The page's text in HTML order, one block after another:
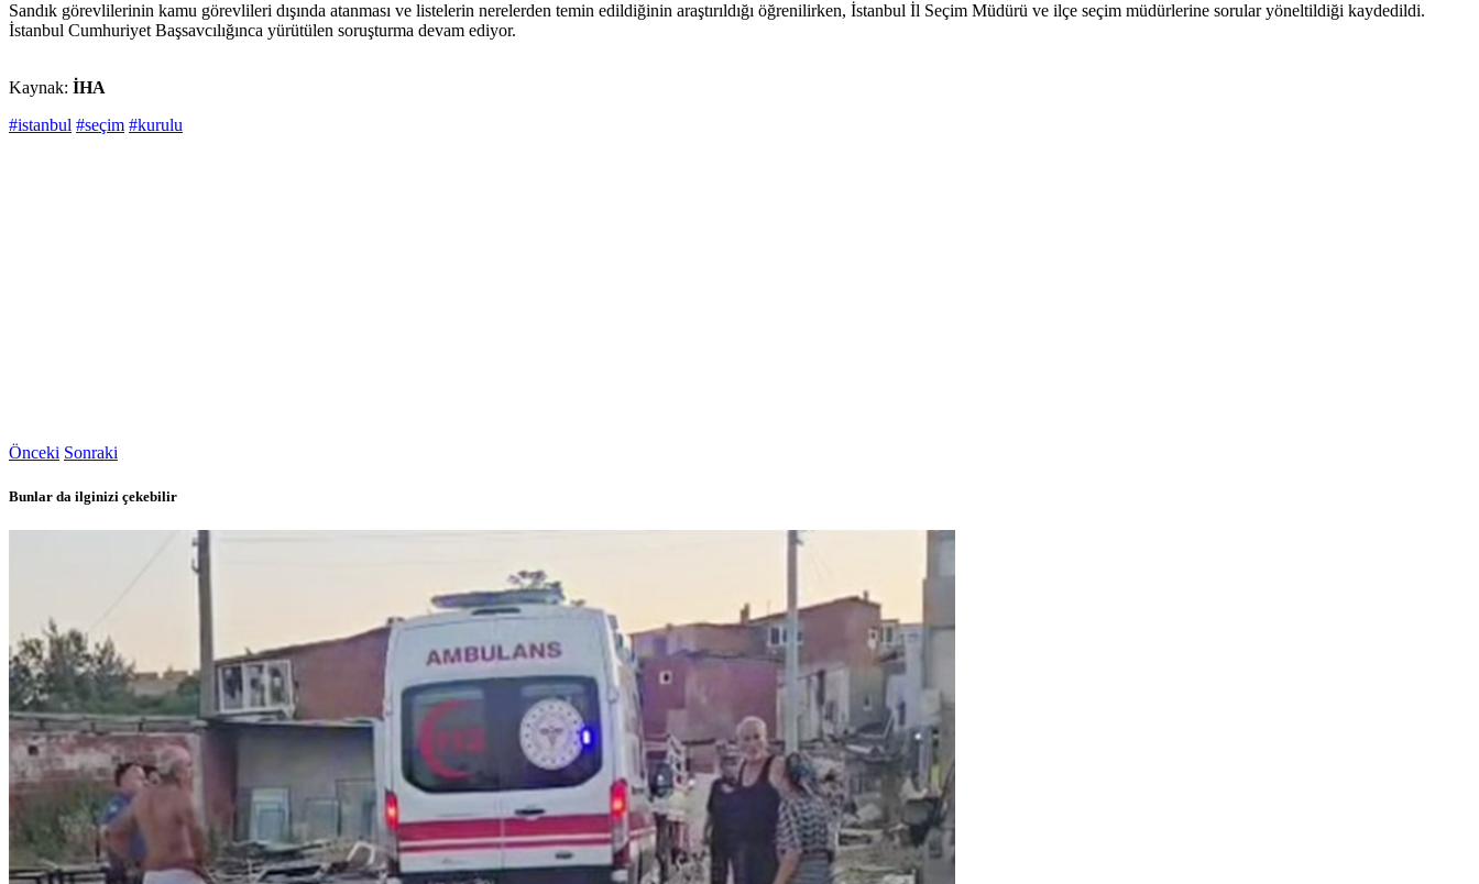
Sandık görevlilerinin kamu görevlileri dışında atanması ve listelerin nerelerden temin edildiğinin araştırıldığı öğrenilirken, İstanbul İl Seçim Müdürü ve ilçe seçim müdürlerine sorular yöneltildiği kaydedildi.
İstanbul Cumhuriyet Başsavcılığınca yürütülen soruşturma devam ediyor.
Kaynak: İHA
#istanbul #seçim #kurulu
Önceki Sonraki
Bunlar da ilginizi çekebilir